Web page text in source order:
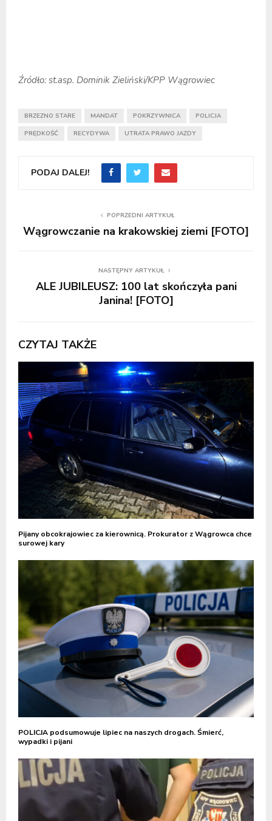
Źródło: st.asp. Dominik Zieliński/KPP Wągrowiec
BRZEZNO STARE MANDAT POKRZYWNICA POLICJA
PRĘDKOŚĆ RECYDYWA UTRATA PRAWO JAZDY
PODAJ DALEJ!
POPRZEDNI ARTYKUŁ
Wągrowczanie na krakowskiej ziemi [FOTO]
NASTĘPNY ARTYKUŁ
ALE JUBILEUSZ: 100 lat skończyła pani
Janina! [FOTO]
CZYTAJ TAKŻE
Pijany obcokrajowiec za kierownicą. Prokurator z Wągrowca chce
surowej kary
POLICJA podsumowuje lipiec na naszych drogach. Śmierć,
wypadki i pijani